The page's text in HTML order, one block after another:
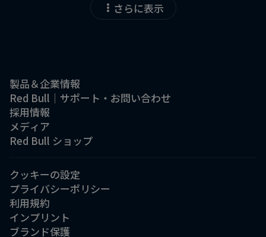
さらに表示